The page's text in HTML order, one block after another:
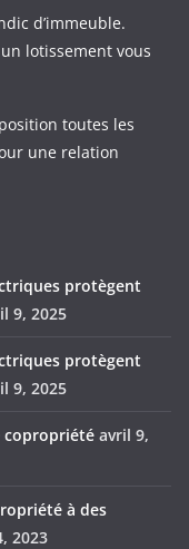
d’immeuble.
lotissement vous
toutes les
une relation
protègent
9, 2025
protègent
9, 2025
copropriété avril 9,
à des
2023